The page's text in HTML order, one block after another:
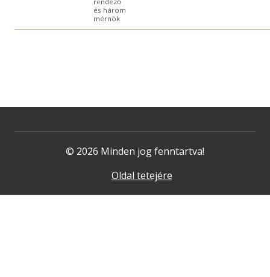
és három
mérnök
© 2026 Minden jog fenntartva!
Oldal tetejére